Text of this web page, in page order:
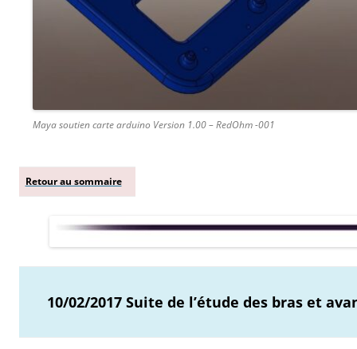
Maya soutien carte arduino Version 1.00 – RedOhm -001
Retour au sommaire
10/02/2017 Suite de l’étude des bras et